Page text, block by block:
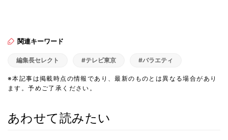
関連キーワード
編集長セレクト #テレビ東京 #バラエティ
※本記事は掲載時点の情報であり、最新のものとは異なる場合があり
ます。予めご了承ください。
あわせて読みたい